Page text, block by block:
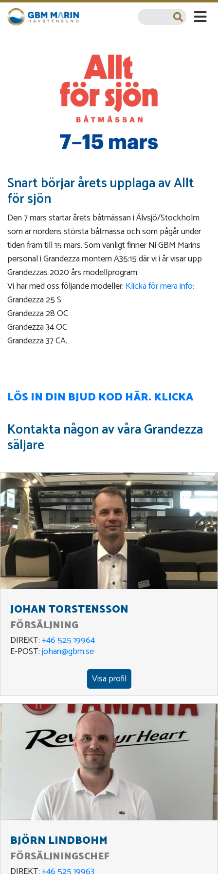
Snart börjar årets upplaga av Allt
för sjön
Den 7 mars startar årets båtmässan i Älvsjö/Stockholm
som är nordens största båtmässa och som pågår under
tiden fram till 15 mars. Som vanligt finner Ni GBM Marins
personal i Grandezza montern A35:15 där vi i år visar upp
Grandezzas 2020 års modellprogram.
Vi har med oss följande modeller: Klicka för mera info:
Grandezza 25 S
Grandezza 28 OC
Grandezza 34 OC
Grandezza 37 CA.
LÖS IN DIN BJUD KOD HÄR. KLICKA
Kontakta någon av våra Grandezza
säljare
JOHAN TORSTENSSON
FÖRSÄLJNING
DIREKT:+46 525 19964
E-POST:johan@gbm.se
Visa profil
BJÖRN LINDBOHM
FÖRSÄLJNINGSCHEF